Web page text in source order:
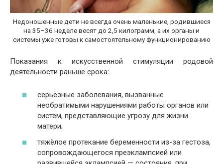
Недоношенные дети не всегда очень маленькие, родившиеся
на 35–36 неделе весят до 2,5 килограмм, а их органы и
системы уже готовы к самостоятельному функционированию
Показания к искусственной стимуляции родовой
деятельности раньше срока:
серьёзные заболевания, вызванные
необратимыми нарушениями работы органов или
систем, представляющие угрозу для жизни
матери;
тяжёлое протекание беременности из-за гестоза,
сопровождающегося преэклампсией или